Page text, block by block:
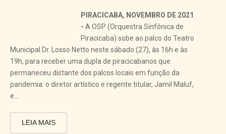
PIRACICABA, NOVEMBRO DE 2021
- A OSP (Orquestra Sinfônica de
Piracicaba) sobe ao palco do Teatro
Municipal Dr. Losso Netto neste sábado (27), às 16h e às
19h, para receber uma dupla de piracicabanos que
permaneceu distante dos palcos locais em função da
pandemia: o diretor artístico e regente titular, Jamil Maluf,
e...
LEIA MAIS